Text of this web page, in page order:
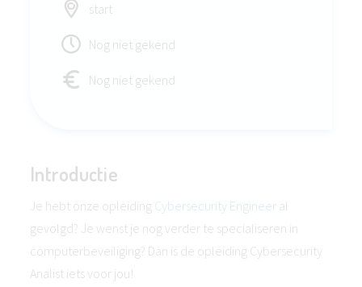
start
Nog niet gekend
Nog niet gekend
Introductie
Je hebt onze opleiding Cybersecurity Engineer al
gevolgd? Je wenst je nog verder te specialiseren in
computerbeveiliging? Dan is de opleiding Cybersecurity
Analist iets voor jou!